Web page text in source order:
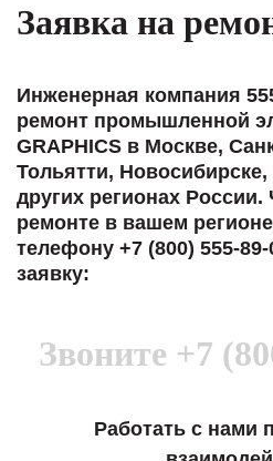
Заявка на
Инженерная компания
ремонт промышленной
GRAPHICS в Москве,
Тольятти,
других регионах
ремонте в вашем
телефону +7 (800) 555-
заявку:
Звоните +7
Работать с нами